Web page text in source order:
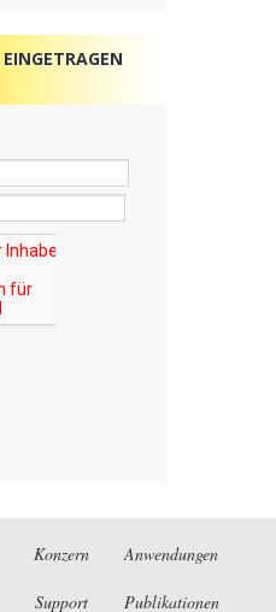
Konzern Anwendungen
Support Publikationen